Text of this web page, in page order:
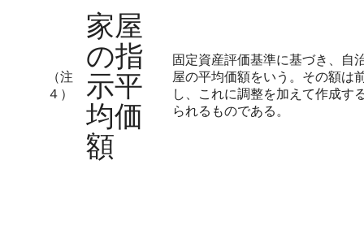
（注
４）
家屋
の指
示平
均価
額
固定資産評価基準に基づき、自
屋の平均価額をいう。その額は
し、これに調整を加えて作成す
られるものである。